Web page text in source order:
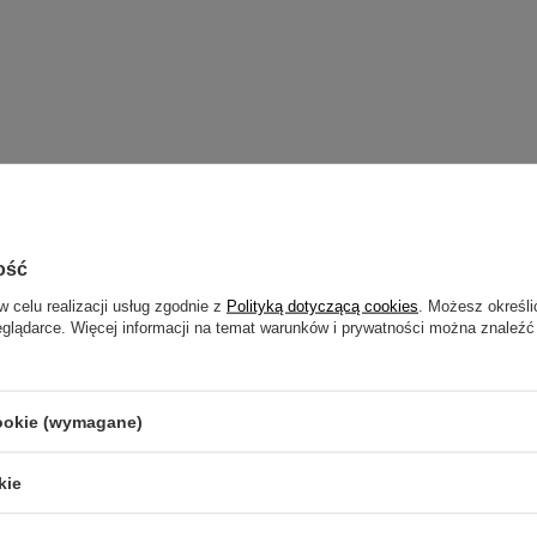
PRODUCENTA
celu realizacji usług zgodnie z Polityką dotyczącą cookies . Możesz
Więcej informacji na temat warunków i prywatności można
(wymagane)